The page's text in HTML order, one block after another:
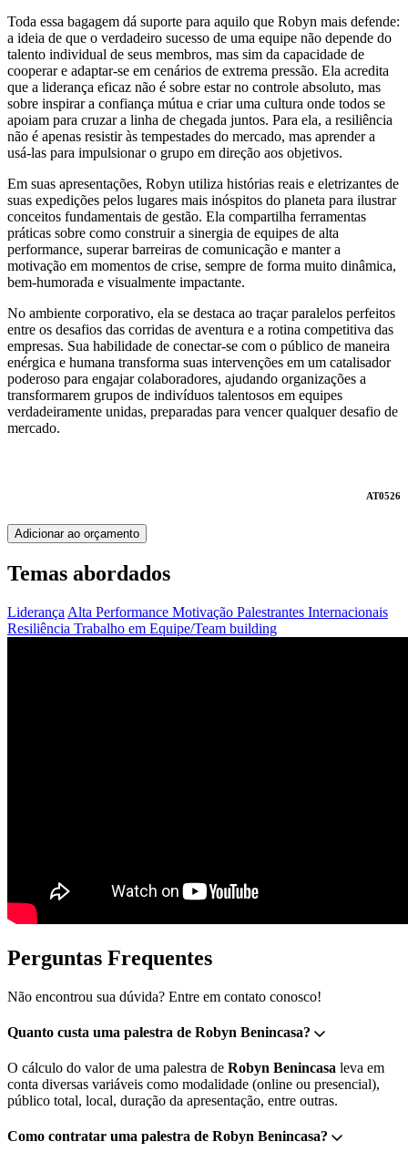
Toda essa bagagem dá suporte para aquilo que Robyn mais defende:
a ideia de que o verdadeiro sucesso de uma equipe não depende do
talento individual de seus membros, mas sim da capacidade de
cooperar e adaptar-se em cenários de extrema pressão. Ela acredita
que a liderança eficaz não é sobre estar no controle absoluto, mas
sobre inspirar a confiança mútua e criar uma cultura onde todos se
apoiam para cruzar a linha de chegada juntos. Para ela, a resiliência
não é apenas resistir às tempestades do mercado, mas aprender a
usá-las para impulsionar o grupo em direção aos objetivos.
Em suas apresentações, Robyn utiliza histórias reais e eletrizantes de
suas expedições pelos lugares mais inóspitos do planeta para ilustrar
conceitos fundamentais de gestão. Ela compartilha ferramentas
práticas sobre como construir a sinergia de equipes de alta
performance, superar barreiras de comunicação e manter a
motivação em momentos de crise, sempre de forma muito dinâmica,
bem-humorada e visualmente impactante.
No ambiente corporativo, ela se destaca ao traçar paralelos perfeitos
entre os desafios das corridas de aventura e a rotina competitiva das
empresas. Sua habilidade de conectar-se com o público de maneira
enérgica e humana transforma suas intervenções em um catalisador
poderoso para engajar colaboradores, ajudando organizações a
transformarem grupos de indivíduos talentosos em equipes
verdadeiramente unidas, preparadas para vencer qualquer desafio de
mercado.
AT0526
Adicionar ao orçamento
Temas abordados
Liderança Alta Performance Motivação Palestrantes Internacionais
Resiliência Trabalho em Equipe/Team building
Perguntas Frequentes
Não encontrou sua dúvida? Entre em contato conosco!
Quanto custa uma palestra de Robyn Benincasa?
O cálculo do valor de uma palestra de Robyn Benincasa leva em
conta diversas variáveis como modalidade (online ou presencial),
público total, local, duração da apresentação, entre outras.
Como contratar uma palestra de Robyn Benincasa?